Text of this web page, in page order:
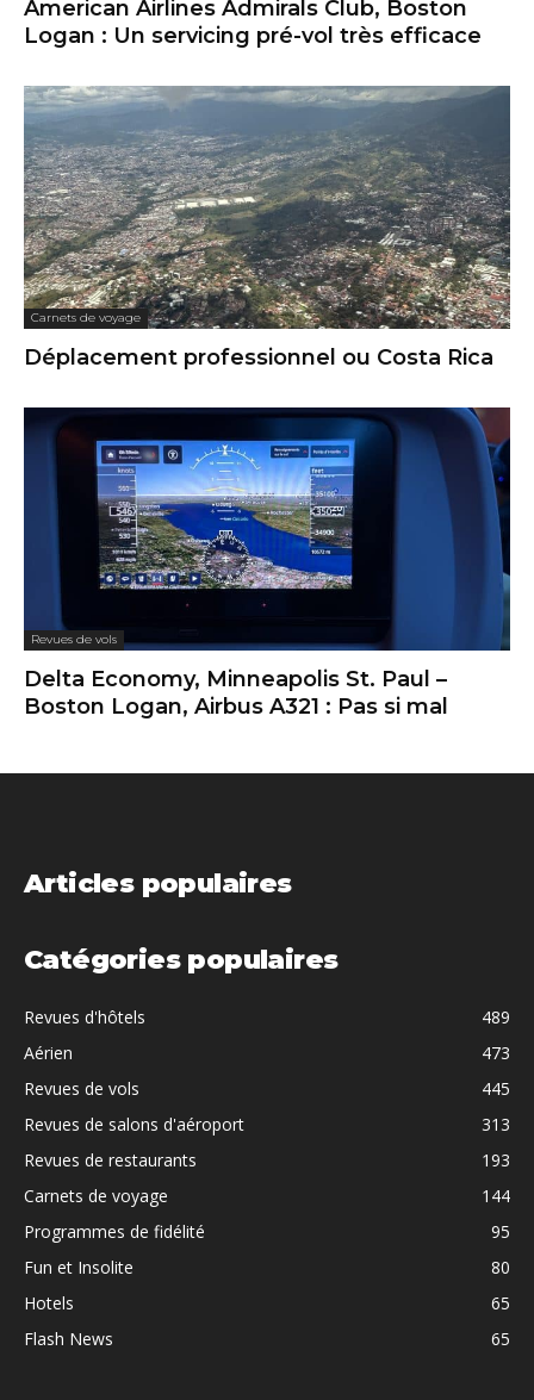
American Airlines Admirals Club, Boston
Logan : Un servicing pré-vol très efficace
Carnets de voyage
Déplacement professionnel ou Costa Rica
Revues de vols
Delta Economy, Minneapolis St. Paul –
Boston Logan, Airbus A321 : Pas si mal
Articles populaires
Catégories populaires
Revues d'hôtels
489
Aérien
473
Revues de vols
445
Revues de salons d'aéroport
313
Revues de restaurants
193
Carnets de voyage
144
Programmes de fidélité
95
Fun et Insolite
80
Hotels
65
Flash News
65